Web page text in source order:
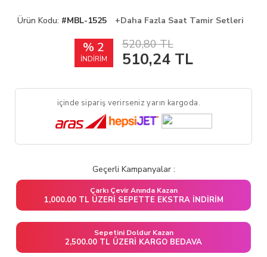
Ürün Kodu: #MBL-1525 +Daha Fazla Saat Tamir Setleri
% 2
İNDİRİM
520,80 TL
510,24TL
içinde sipariş verirseniz yarın kargoda.
Geçerli Kampanyalar :
Çarkı Çevir Anında Kazan
1,000.00 TL ÜZERI SEPETTE EKSTRA İNDIRIM
Sepetini Doldur Kazan
2,500.00 TL ÜZERI KARGO BEDAVA